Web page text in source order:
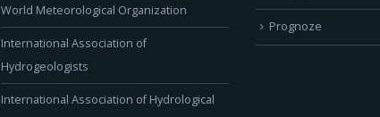
World Meteorological Organization
International Association of
Hydrogeologists
International Association of Hydrological
Prognoze